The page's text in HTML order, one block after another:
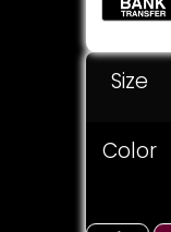
Size
Color